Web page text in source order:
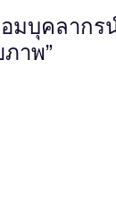
มบุคลากร
าพ”